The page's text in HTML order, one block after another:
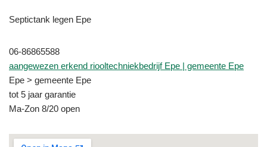
Septictank legen Epe
06-86865588
aangewezen erkend riooltechniekbedrijf Epe | gemeente Epe
Epe > gemeente Epe
tot 5 jaar garantie
Ma-Zon 8/20 open